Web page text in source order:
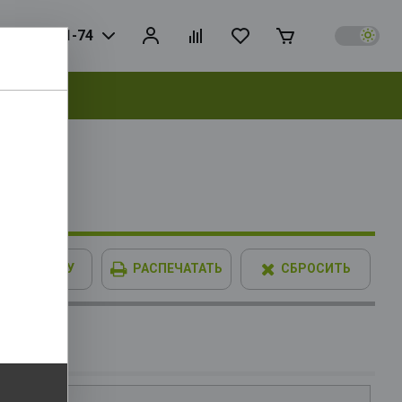
728-81-74
В КОРЗИНУ РАСПЕЧАТАТЬ СБРОСИТЬ